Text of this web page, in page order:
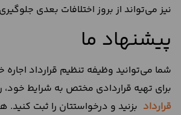
نیز می‌تواند از بروز اختلافات بعدی
پیشنهاد ما
شما می‌توانید وظیفه تنظیم قرارداد اجاره
برای تهیه قراردادی مختص به شرایط خود،
قرارداد بزنید و درخواستتان را ثبت کنید.